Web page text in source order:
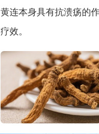
黄连本身具有抗溃疡的
疗效。